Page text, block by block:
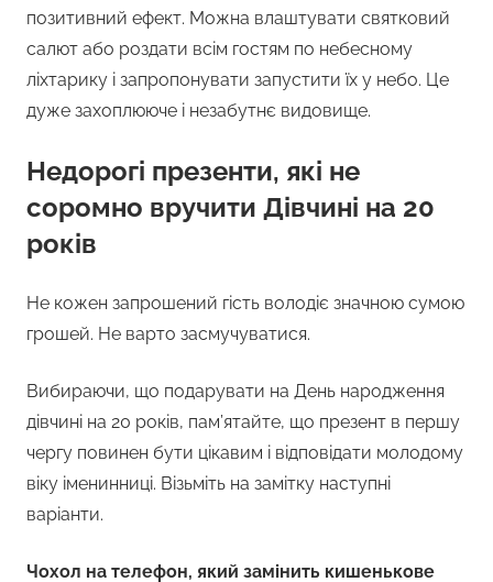
позитивний ефект. Можна влаштувати святковий
салют або роздати всім гостям по небесному
ліхтарику і запропонувати запустити їх у небо. Це
дуже захоплююче і незабутнє видовище.
Недорогі презенти, які не
соромно вручити Дівчині на 20
років
Не кожен запрошений гість володіє значною сумою
грошей. Не варто засмучуватися.
Вибираючи, що подарувати на День народження
дівчині на 20 років, пам’ятайте, що презент в першу
чергу повинен бути цікавим і відповідати молодому
віку іменинниці. Візьміть на замітку наступні
варіанти.
Чохол на телефон, який замінить кишенькове